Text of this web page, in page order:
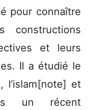
pour connaître
constructions
et leurs
Il a étudié le
l’islam[note] et
un récent